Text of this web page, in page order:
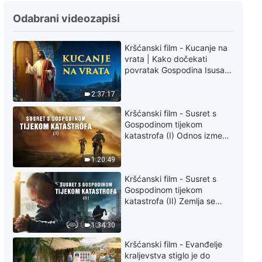
Odabrani videozapisi
2:37:17
Kršćanski film - Kucanje na
vrata | Kako dočekati
povratak Gospodina Isusa
1:20:49
Kršćanski film - Susret s
Gospodinom tijekom
katastrofa (I) Odnos između
1:34:30
Kršćanski film - Susret s
Gospodinom tijekom
katastrofa (II) Zemlja se
Kršćanski film - Evanđelje
kraljevstva stiglo je do